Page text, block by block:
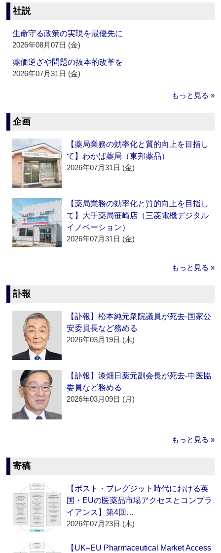
社説
生命守る政策の実現を最優先に
2026年08月07日 (金)
薬価逆ざや問題の抜本的改革を
2026年07月31日 (金)
もっと見る »
企画
【薬局業務の効率化と質的向上を目指し
て】わかば薬局（東邦薬品）
2026年07月31日 (金)
【薬局業務の効率化と質的向上を目指し
て】大手薬局笹崎店（三菱電機デジタル
イノベーション）
2026年07月31日 (金)
もっと見る »
訃報
【訃報】松本純元衆院議員が死去‐国家公
安委員長など務める
2026年03月19日 (木)
【訃報】漆畑日薬元副会長が死去‐中医協
委員など務める
2026年03月09日 (月)
もっと見る »
寄稿
【ポスト・ブレグジット時代における英
国・EUの医薬品市場アクセスとコンプラ
イアンス】第4回…
2026年07月23日 (木)
【UK–EU Pharmaceutical Market Access